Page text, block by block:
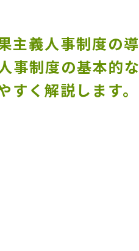
主義人事制度の
事制度の基本的
く解説します。